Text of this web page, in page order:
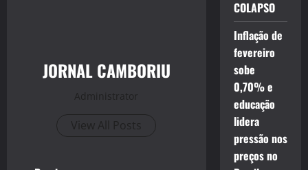
JORNAL CAMBORIU
Administrator
View All Posts
COLAPSO
Inflação de
fevereiro
sobe
0,70% e
educação
lidera
pressão nos
preços no